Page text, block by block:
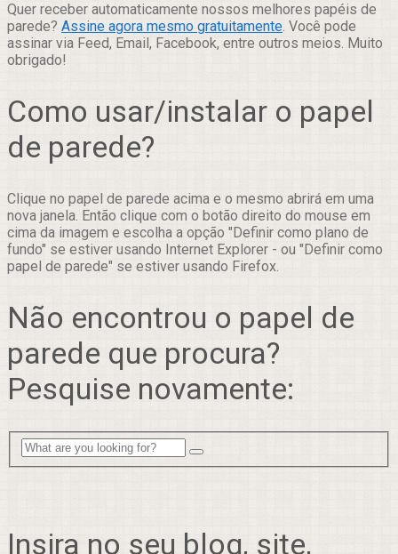
Quer receber automaticamente nossos melhores papéis de
parede? Assine agora mesmo gratuitamente. Você pode
assinar via Feed, Email, Facebook, entre outros meios. Muito
obrigado!
Como usar/instalar o papel
de parede?
Clique no papel de parede acima e o mesmo abrirá em uma
nova janela. Então clique com o botão direito do mouse em
cima da imagem e escolha a opção "Definir como plano de
fundo" se estiver usando Internet Explorer - ou "Definir como
papel de parede" se estiver usando Firefox.
Não encontrou o papel de
parede que procura?
Pesquise novamente:
Insira no seu blog, site,